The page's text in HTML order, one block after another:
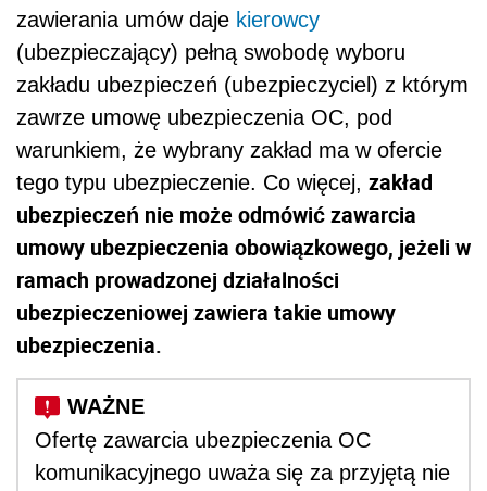
zawierania umów daje kierowcy
(ubezpieczający) pełną swobodę wyboru
zakładu ubezpieczeń (ubezpieczyciel) z którym
zawrze umowę ubezpieczenia OC, pod
warunkiem, że wybrany zakład ma w ofercie
tego typu ubezpieczenie. Co więcej, zakład
ubezpieczeń nie może odmówić zawarcia
umowy ubezpieczenia obowiązkowego, jeżeli w
ramach prowadzonej działalności
ubezpieczeniowej zawiera takie umowy
ubezpieczenia.
Ofertę zawarcia ubezpieczenia OC
komunikacyjnego uważa się za przyjętą nie